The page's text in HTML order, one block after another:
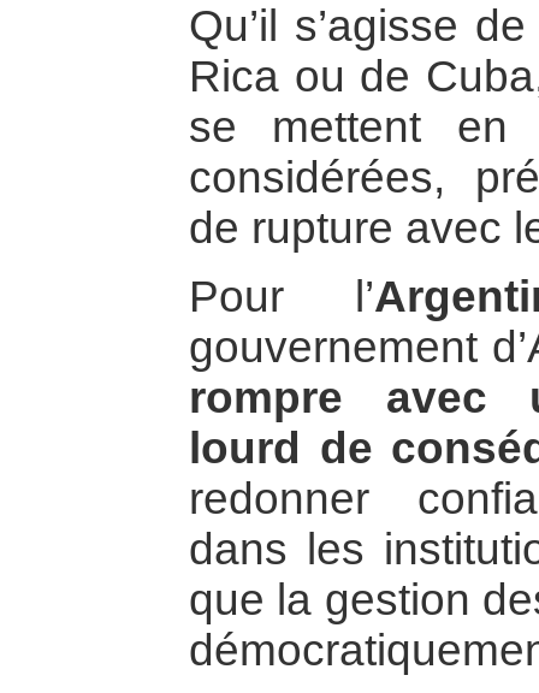
Qu’il s’agisse
Rica ou de
se mettent en
considérées,
de rupture avec
Pour l’
gouvernement
rompre avec
lourd de
redonner
dans les
que la gestion